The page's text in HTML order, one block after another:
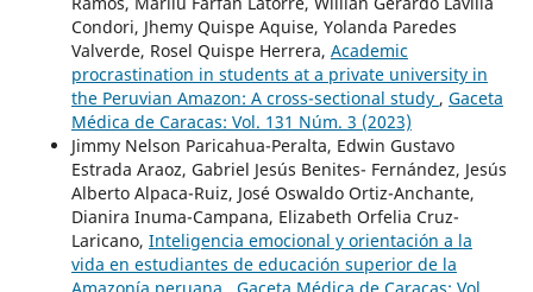
Condori, Jhemy Quispe Aquise, Yolanda Paredes
Valverde, Rosel Quispe Herrera, Academic
procrastination in students at a private university in
the Peruvian Amazon: A cross-sectional study , Gaceta
Médica de Caracas: Vol. 131 Núm. 3 (2023)
Jimmy Nelson Paricahua-Peralta, Edwin Gustavo
Estrada Araoz, Gabriel Jesús Benites- Fernández, Jesús
Alberto Alpaca-Ruiz, José Oswaldo Ortiz-Anchante,
Dianira Inuma-Campana, Elizabeth Orfelia Cruz-
Laricano, Inteligencia emocional y orientación a la
vida en estudiantes de educación superior de la